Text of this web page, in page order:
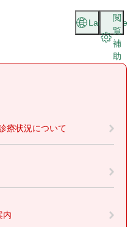
閲
覧
補
助
Language
療状況について
内